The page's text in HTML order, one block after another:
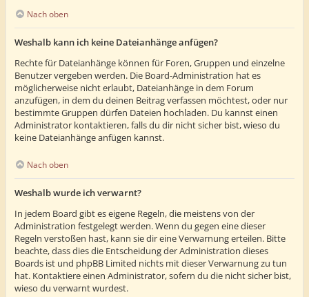
Nach oben
Weshalb kann ich keine Dateianhänge anfügen?
Rechte für Dateianhänge können für Foren, Gruppen und einzelne
Benutzer vergeben werden. Die Board-Administration hat es
möglicherweise nicht erlaubt, Dateianhänge in dem Forum
anzufügen, in dem du deinen Beitrag verfassen möchtest, oder nur
bestimmte Gruppen dürfen Dateien hochladen. Du kannst einen
Administrator kontaktieren, falls du dir nicht sicher bist, wieso du
keine Dateianhänge anfügen kannst.
Nach oben
Weshalb wurde ich verwarnt?
In jedem Board gibt es eigene Regeln, die meistens von der
Administration festgelegt werden. Wenn du gegen eine dieser
Regeln verstoßen hast, kann sie dir eine Verwarnung erteilen. Bitte
beachte, dass dies die Entscheidung der Administration dieses
Boards ist und phpBB Limited nichts mit dieser Verwarnung zu tun
hat. Kontaktiere einen Administrator, sofern du die nicht sicher bist,
wieso du verwarnt wurdest.